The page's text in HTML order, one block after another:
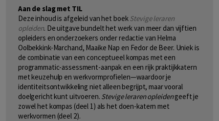
Aan de slag met TIL
Deze inhoud is afgeleid van het boekStevige leraren
opleiden. De uitgave bundelt het werk van meer dan vijftien
opleiders en onderzoekers onder redactie van Helma
Oolbekkink-Marchand, Maaike Nap en Fedor de Beer. Uniek is
de combinatie van een conceptueel kompas met een
programmatic-assessment-aanpak en een rijk praktijkkatern
met keuzehulp en werkvormprofielen—waardoor je
identiteitsontwikkeling niet alleen begrijpt, maar vooral
doelgericht kunt uitvoeren. Stevige leraren opleidengeeft je
zowel het kompas (deel 1) als het doen-katern met
werkvormen (deel 2).